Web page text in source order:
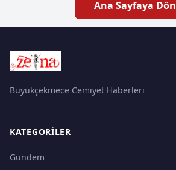
Ana Sayfaya Dön
Büyükçekmece Cemiyet Haberleri
KATEGORILER
Gündem